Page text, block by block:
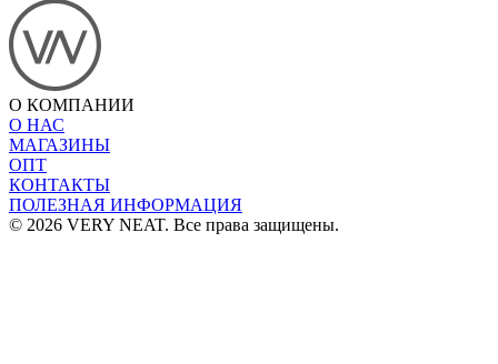
О КОМПАНИИ
О НАС
МАГАЗИНЫ
ОПТ
КОНТАКТЫ
ПОЛЕЗНАЯ ИНФОРМАЦИЯ
© 2026 VERY NEAT. Все права защищены.